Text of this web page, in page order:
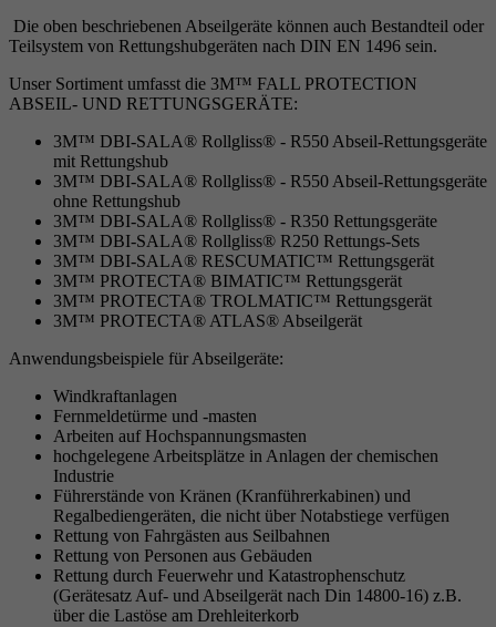
Die oben beschriebenen Abseilgeräte können auch Bestandteil oder
Teilsystem von Rettungshubgeräten nach DIN EN 1496 sein.
Unser Sortiment umfasst die 3M™ FALL PROTECTION
ABSEIL- UND RETTUNGSGERÄTE:
3M™ DBI-SALA® Rollgliss® - R550 Abseil-Rettungsgeräte
mit Rettungshub
3M™ DBI-SALA® Rollgliss® - R550 Abseil-Rettungsgeräte
ohne Rettungshub
3M™ DBI-SALA® Rollgliss® - R350 Rettungsgeräte
3M™ DBI-SALA® Rollgliss® R250 Rettungs-Sets
3M™ DBI-SALA® RESCUMATIC™ Rettungsgerät
3M™ PROTECTA® BIMATIC™ Rettungsgerät
3M™ PROTECTA® TROLMATIC™ Rettungsgerät
3M™ PROTECTA® ATLAS® Abseilgerät
Anwendungsbeispiele für Abseilgeräte:
Windkraftanlagen
Fernmeldetürme und -masten
Arbeiten auf Hochspannungsmasten
hochgelegene Arbeitsplätze in Anlagen der chemischen
Industrie
Führerstände von Kränen (Kranführerkabinen) und
Regalbediengeräten, die nicht über Notabstiege verfügen
Rettung von Fahrgästen aus Seilbahnen
Rettung von Personen aus Gebäuden
Rettung durch Feuerwehr und Katastrophenschutz
(Gerätesatz Auf- und Abseilgerät nach Din 14800-16) z.B.
über die Lastöse am Drehleiterkorb